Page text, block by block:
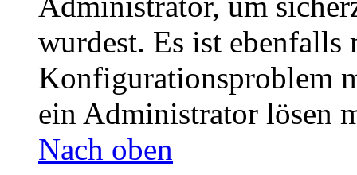
wurdest. Es ist ebenfalls
Konfigurationsproblem
ein Administrator lösen
Nach oben